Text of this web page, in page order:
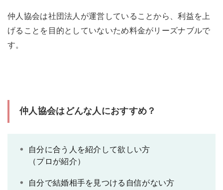
キャンペーン
※ネット予約で入会金無料 で月会費が
6,600円
仲人協会は社団法人が運営していることから、利益を上
げることを目的としていないため料金がリーズナブルで
す。
仲人協会はどんな人におすすめ？
自分に合う人を紹介して欲しい方
（プロが紹介）
自分で結婚相手を見つける自信がない方